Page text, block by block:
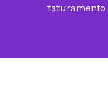
faturamento